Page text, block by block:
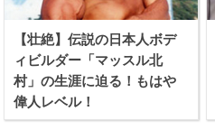
【壮絶】伝説の日本人ボデ
ィビルダー「マッスル北
村」の生涯に迫る！もはや
偉人レベル！